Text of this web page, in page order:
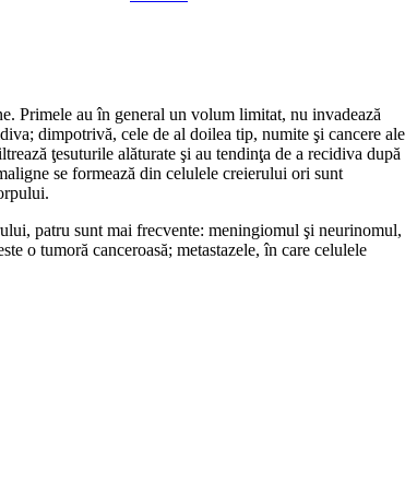
Primele au în general un volum limitat, nu invadează
dimpotrivă, cele de al doilea tip, numite şi cancere ale
ţesuturile alăturate şi au tendinţa de a recidiva după
se formează din celulele creierului ori sunt
patru sunt mai frecvente: meningiomul şi neurinomul,
o tumoră canceroasă; metasta­zele, în care celulele